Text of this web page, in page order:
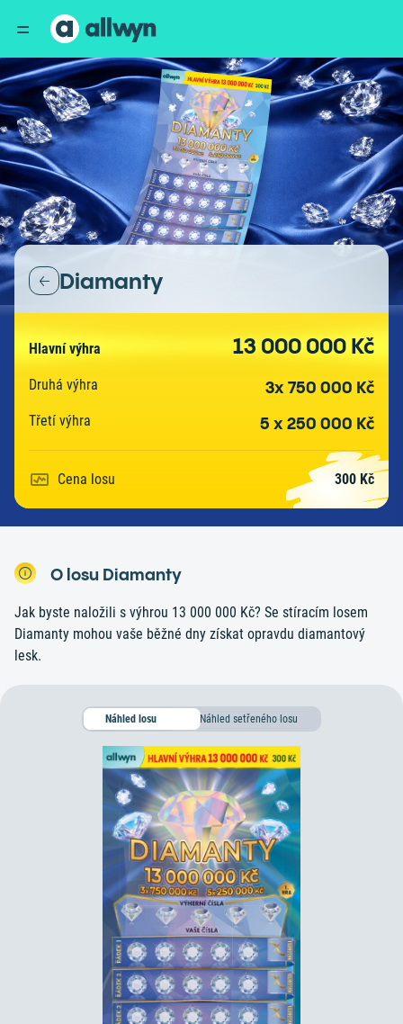
Diamanty
Hlavní výhra 13 000 000 Kč
Druhá výhra 3x 750 000 Kč
Třetí výhra 5 x 250 000 Kč
Cena losu 300 Kč
O losu Diamanty
Jak byste naložili s výhrou 13 000 000 Kč? Se stíracím losem
Diamanty mohou vaše běžné dny získat opravdu diamantový
lesk.
Náhled setřeného losu